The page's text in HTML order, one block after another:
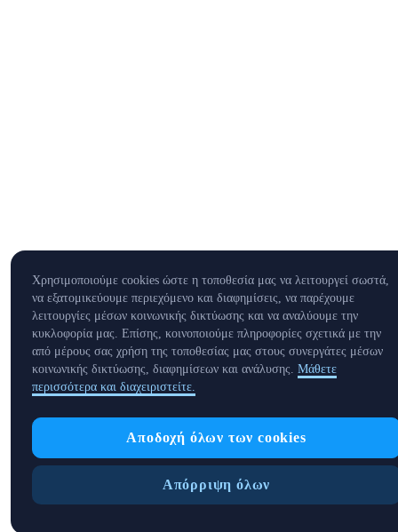
Χρησιμοποιούμε cookies ώστε η τοποθεσία μας να λειτουργεί σωστά,
να εξατομικεύουμε περιεχόμενο και διαφημίσεις, να παρέχουμε
λειτουργίες μέσων κοινωνικής δικτύωσης και να αναλύουμε την
κυκλοφορία μας. Επίσης, κοινοποιούμε πληροφορίες σχετικά με την
από μέρους σας χρήση της τοποθεσίας μας στους συνεργάτες μέσων
κοινωνικής δικτύωσης, διαφημίσεων και ανάλυσης. Μάθετε
περισσότερα και διαχειριστείτε.
Αποδοχή όλων των cookies
Απόρριψη όλων